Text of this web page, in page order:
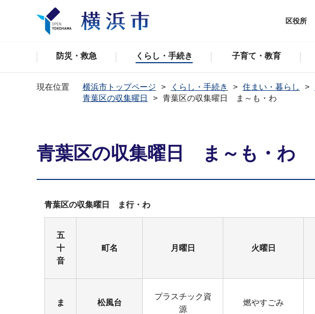
区役所
防災・救急 くらし・手続き 子育て・教育
現在位置 横浜市トップページ くらし・手続き 住まい・暮らし
青葉区の収集曜日
青葉区の収集曜日 ま～も・わ
青葉区の収集曜日 ま～も・わ
青葉区の収集曜日 ま行・わ
五
十
音
町名 月曜日 火曜日
ま 松風台
プラスチック資
源
燃やすごみ